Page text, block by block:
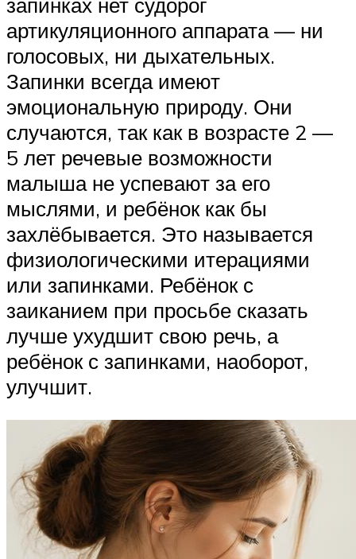
артикуляционного аппарата — ни
голосовых, ни дыхательных.
Запинки всегда имеют
эмоциональную природу. Они
случаются, так как в возрасте 2 —
5 лет речевые возможности
малыша не успевают за его
мыслями, и ребёнок как бы
захлёбывается. Это называется
физиологическими итерациями
или запинками. Ребёнок с
заиканием при просьбе сказать
лучше ухудшит свою речь, а
ребёнок с запинками, наоборот,
улучшит.